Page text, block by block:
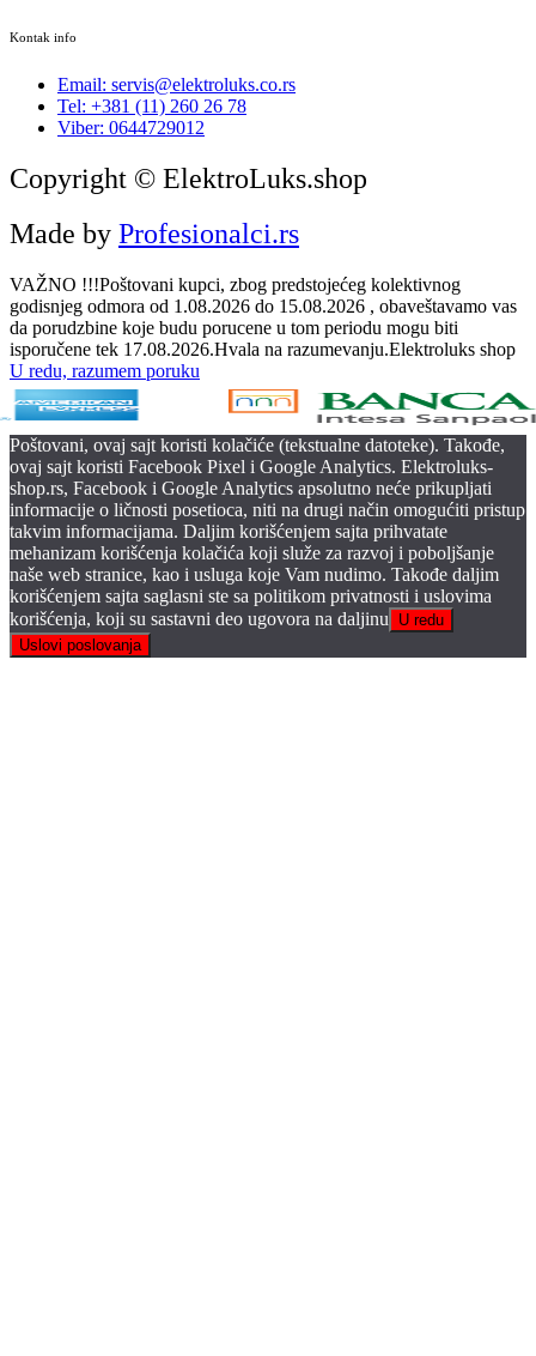
Kontak info
Email: servis@elektroluks.co.rs
Tel: +381 (11) 260 26 78
Viber: 0644729012
Copyright © ElektroLuks.shop
Made by Profesionalci.rs
VAŽNO !!!Poštovani kupci, zbog predstojećeg kolektivnog
godisnjeg odmora od 1.08.2026 do 15.08.2026 , obaveštavamo vas
da porudzbine koje budu porucene u tom periodu mogu biti
isporučene tek 17.08.2026.Hvala na razumevanju.Elektroluks shop
U redu, razumem poruku
Poštovani, ovaj sajt koristi kolačiće (tekstualne datoteke). Takođe,
ovaj sajt koristi Facebook Pixel i Google Analytics. Elektroluks-
shop.rs, Facebook i Google Analytics apsolutno neće prikupljati
informacije o ličnosti posetioca, niti na drugi način omogućiti pristup
takvim informacijama. Daljim korišćenjem sajta prihvatate
mehanizam korišćenja kolačića koji služe za razvoj i poboljšanje
naše web stranice, kao i usluga koje Vam nudimo. Takođe daljim
korišćenjem sajta saglasni ste sa politikom privatnosti i uslovima
korišćenja, koji su sastavni deo ugovora na daljinu
U redu
Uslovi poslovanja